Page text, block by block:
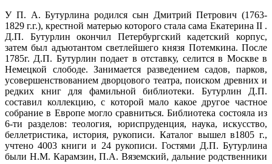
У П. А. Бутурлина родился сын Дмитрий Петрович (1763-
1829 г.г.), крестной матерью которого стала сама Екатерина II .
Д.П. Бутурлин окончил Петербургский кадетский корпус,
затем был адъютантом светлейшего князя Потемкина. После
1785г. Д.П. Бутурлин подает в отставку, селится в Москве в
Немецкой слободе. Занимается разведением садов, парков,
усовершенствованием дворцового театра, поиском древних и
редких книг для фамильной библиотеки. Бутурлин Д.П.
составил коллекцию, с которой мало какое другое частное
собрание в Европе могло сравниться. Библиотека состояла из
6-ти разделов: теология, юриспруденция, наука, искусство,
беллетристика, история, рукописи. Каталог вышел в1805 г.,
учтено 4003 книги и 24 рукописи. Гостями Д.П. Бутурлина
были Н.М. Карамзин, П.А. Вяземский, дальние родственники